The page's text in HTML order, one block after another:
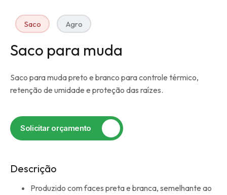
Saco Agro
Saco para muda
Saco para muda preto e branco para controle térmico,
retenção de umidade e proteção das raízes.
Solicitar orçamento
Descrição
Produzido com faces preta e branca, semelhante ao